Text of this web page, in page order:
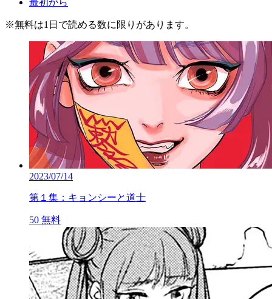
※無料は1日で読める数に限りがあります。
2023/07/14
第１集：キョンシーと道士
50 無料